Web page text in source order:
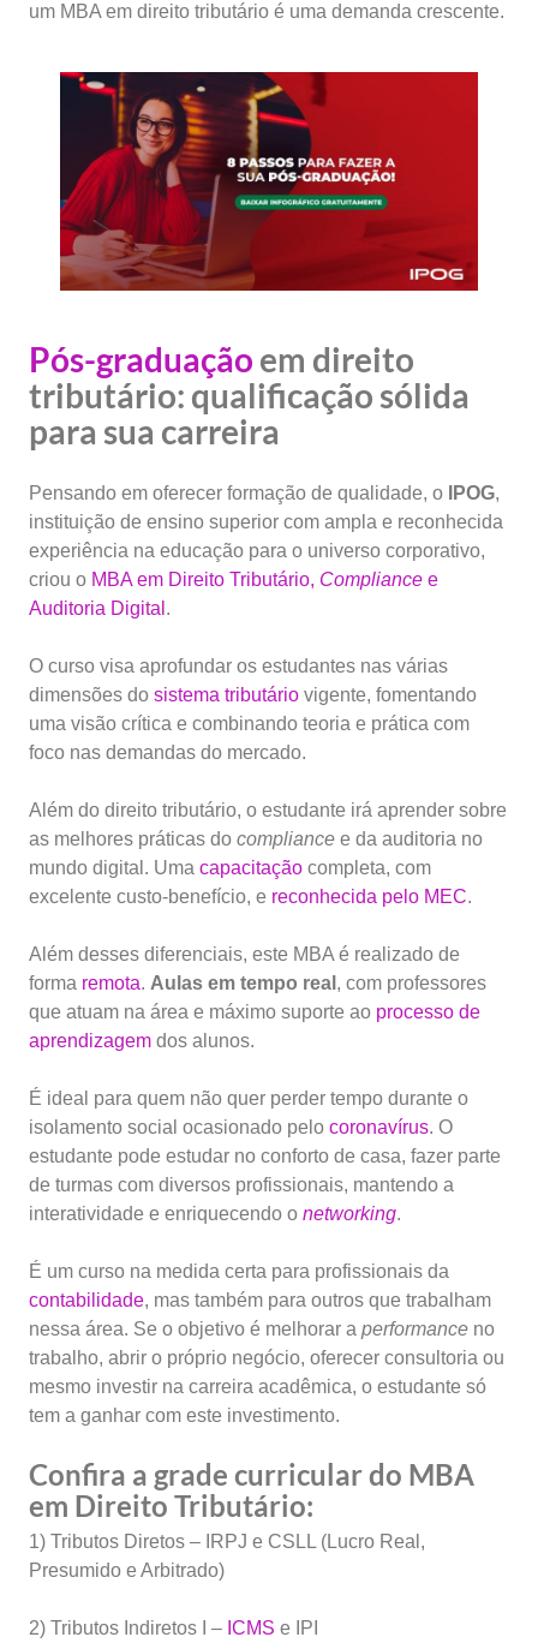
um MBA em direito tributário é uma demanda crescente.
Pós-graduação em direito
tributário: qualificação sólida
para sua carreira
Pensando em oferecer formação de qualidade, o IPOG,
instituição de ensino superior com ampla e reconhecida
experiência na educação para o universo corporativo,
criou o MBA em Direito Tributário, Compliance e
Auditoria Digital .
O curso visa aprofundar os estudantes nas várias
dimensões do sistema tributário vigente, fomentando
uma visão crítica e combinando teoria e prática com
foco nas demandas do mercado.
Além do direito tributário, o estudante irá aprender sobre
as melhores práticas do compliance e da auditoria no
mundo digital. Uma capacitação completa, com
excelente custo-benefício, e reconhecida pelo MEC.
Além desses diferenciais, este MBA é realizado de
forma remota. Aulas em tempo real , com professores
que atuam na área e máximo suporte ao processo de
aprendizagem dos alunos.
É ideal para quem não quer perder tempo durante o
isolamento social ocasionado pelo coronavírus. O
estudante pode estudar no conforto de casa, fazer parte
de turmas com diversos profissionais, mantendo a
interatividade e enriquecendo o networking.
É um curso na medida certa para profissionais da
contabilidade, mas também para outros que trabalham
nessa área. Se o objetivo é melhorar a performance no
trabalho, abrir o próprio negócio, oferecer consultoria ou
mesmo investir na carreira acadêmica, o estudante só
tem a ganhar com este investimento.
Confira a grade curricular do MBA
em Direito Tributário:
1) Tributos Diretos – IRPJ e CSLL (Lucro Real,
Presumido e Arbitrado)
2) Tributos Indiretos I – ICMS e IPI